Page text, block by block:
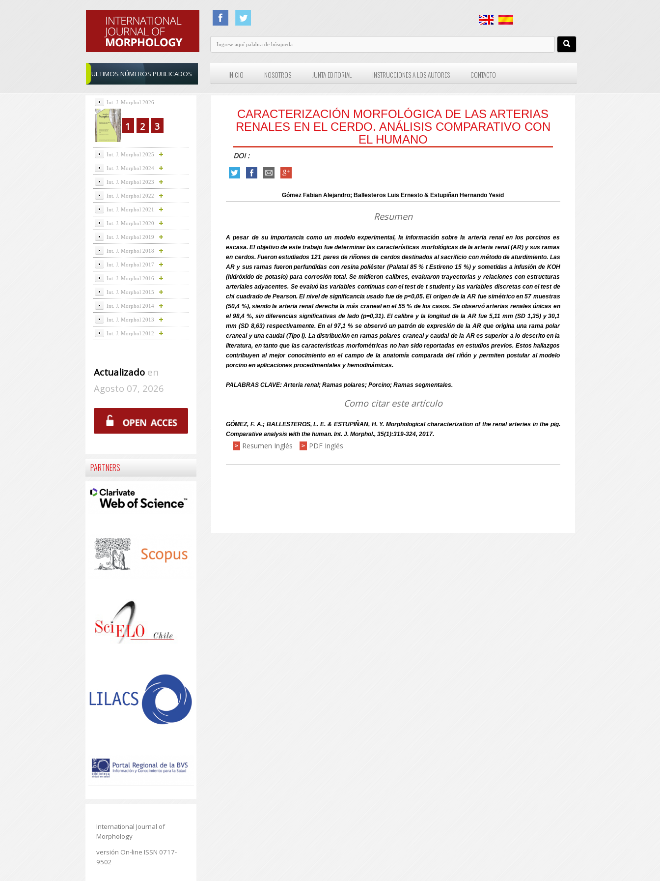
ULTIMOS NÚMEROS PUBLICADOS INICIO NOSOTROS JUNTA EDITORIAL INSTRUCCIONES A LOS AUTORES CONTACTO
CARACTERIZACIÓN MORFOLÓGICA DE LAS ARTERIAS
RENALES EN EL CERDO. ANÁLISIS COMPARATIVO CON
EL HUMANO
DOI :
Gómez Fabian Alejandro; Ballesteros Luis Ernesto & Estupiñan Hernando Yesid
Resumen
A pesar de su importancia como un modelo experimental, la información sobre la arteria renal en los porcinos es
escasa. El objetivo de este trabajo fue determinar las características morfológicas de la arteria renal (AR) y sus ramas
en cerdos. Fueron estudiados 121 pares de riñones de cerdos destinados al sacrificio con método de aturdimiento. Las
AR y sus ramas fueron perfundidas con resina poliéster (Palatal 85 % t Estireno 15 %) y sometidas a infusión de KOH
(hidróxido de potasio) para corrosión total. Se midieron calibres, evaluaron trayectorias y relaciones con estructuras
arteriales adyacentes. Se evaluó las variables continuas con el test de t student y las variables discretas con el test de
chi cuadrado de Pearson. El nivel de significancia usado fue de p<0,05. El origen de la AR fue simétrico en 57 muestras
(50,4 %), siendo la arteria renal derecha la más craneal en el 55 % de los casos. Se observó arterias renales únicas en
el 98,4 %, sin diferencias significativas de lado (p=0,31). El calibre y la longitud de la AR fue 5,11 mm (SD 1,35) y 30,1
mm (SD 8,63) respectivamente. En el 97,1 % se observó un patrón de expresión de la AR que origina una rama polar
craneal y una caudal (Tipo I). La distribución en ramas polares craneal y caudal de la AR es superior a lo descrito en la
literatura, en tanto que las características morfométricas no han sido reportadas en estudios previos. Estos hallazgos
contribuyen al mejor conocimiento en el campo de la anatomía comparada del riñón y permiten postular al modelo
porcino en aplicaciones procedimentales y hemodinámicas.
PALABRAS CLAVE: Arteria renal; Ramas polares; Porcino; Ramas segmentales.
Como citar este artículo
GÓMEZ, F. A.; BALLESTEROS, L. E. & ESTUPIÑAN, H. Y. Morphological characterization of the renal arteries in the pig.
Comparative analysis with the human. Int. J. Morphol., 35(1):319-324, 2017.
>
Resumen Inglés > PDF Inglés
Int. J. Morphol 2026
1 2 3
Int. J. Morphol 2025
Int. J. Morphol 2024
Int. J. Morphol 2023
Int. J. Morphol 2022
Int. J. Morphol 2021
Int. J. Morphol 2020
Int. J. Morphol 2019
Int. J. Morphol 2018
Int. J. Morphol 2017
Int. J. Morphol 2016
Int. J. Morphol 2015
Int. J. Morphol 2014
Int. J. Morphol 2013
Int. J. Morphol 2012
Actualizadoen
Agosto 07, 2026
PARTNERS
International Journal of
Morphology
versión On-line ISSN 0717-
9502